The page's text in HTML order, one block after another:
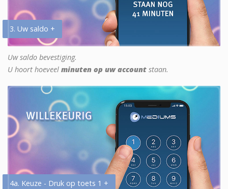
3. Uw saldo +
Uw saldo bevestiging.
U hoort hoeveel minuten op uw account staan.
4a. Keuze - Druk op toets 1 +